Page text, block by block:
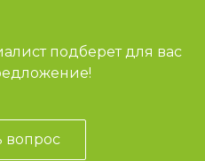
подберет для вас
вопрос